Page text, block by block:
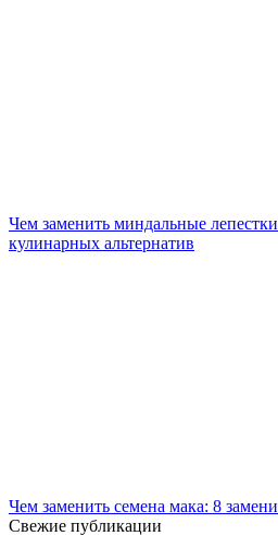
Чем заменить миндальные
кулинарных альтернатив
Чем заменить семена мака: 8
Свежие публикации